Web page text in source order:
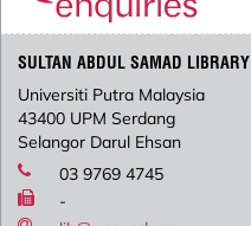
SULTAN ABDUL SAMAD LIBRARY
Universiti Putra Malaysia
43400 UPM Serdang
Selangor Darul Ehsan
03 9769 4745
-